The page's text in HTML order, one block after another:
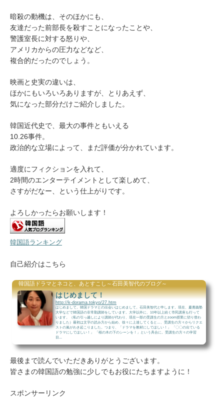
暗殺の動機は、そのほかにも、
友達だった前部長を殺すことになったことや、
警護室長に対する怒りや、
アメリカからの圧力などなど、
複合的だったのでしょう。
映画と史実の違いは、
ほかにもいろいろありますが、とりあえず、
気になった部分だけご紹介しました。
韓国近代史で、最大の事件ともいえる
10.26事件。
政治的な立場によって、まだ評価が分かれています。
適度にフィクションを入れて、
2時間のエンターテイメントとして楽しめて、
さすがだなー、という仕上がりです。
よろしかったらお願いします！
韓国語ランキング
自己紹介はこちら
韓国語ドラマとネコと、あとすこし～石田美智代のブログ～
はじめまして！
http://k-dorama.tokyo/27.htm
はじめまして。韓国ドラマとの出会いはじめまして。石田美智代と申します。現在、慶應義塾
大学などで韓国語の非常勤講師をしています。大学以外に、10年以上続く市民講座も行って
います。（私の引っ越しにより講師が代わり、現在一部の受講生の方とzoom授業に切り替わ
りました）最初は文字の読み方から始め、徐々に上達してくると…、受講生の方々からリクエ
ストの嵐がわき起こりました。つまり、「ドラマを教材にしてほしい！」 「〇〇の出ている
ドラマにしてほしい！」 「桜の木の下のシーンを！」という具合に。受講生の方々の学習
目...
最後まで読んでいただきありがとうございます。
皆さまの韓国語の勉強に少しでもお役にたちますように！
スポンサーリンク